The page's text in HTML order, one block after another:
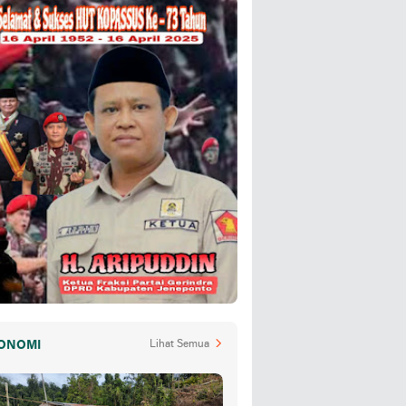
Lihat Semua